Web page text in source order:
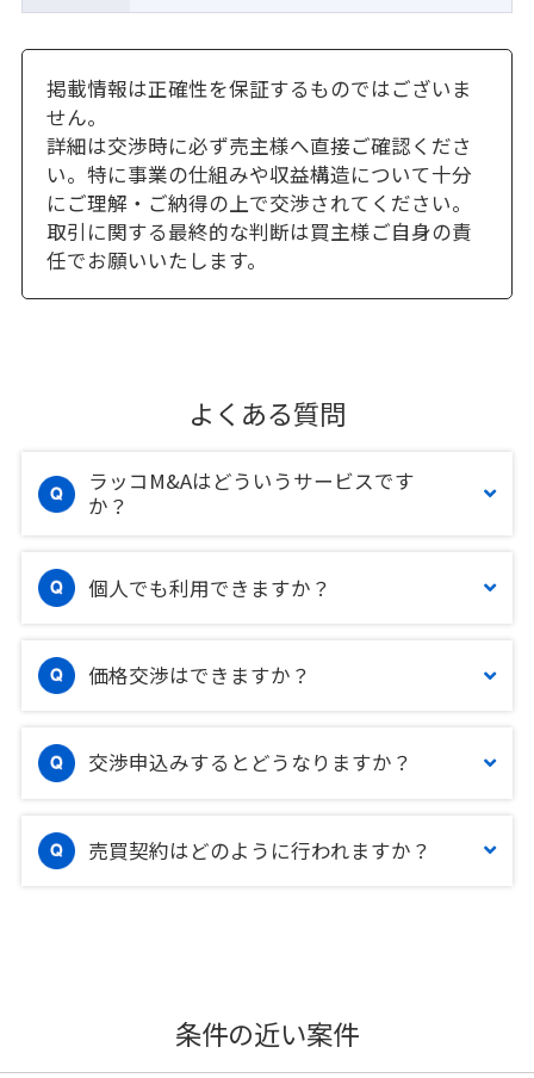
掲載情報は正確性を保証するものではございま
せん。
詳細は交渉時に必ず売主様へ直接ご確認くださ
い。特に事業の仕組みや収益構造について十分
にご理解・ご納得の上で交渉されてください。
取引に関する最終的な判断は買主様ご自身の責
任でお願いいたします。
よくある質問
ラッコM&Aはどういうサービスです
か？
個人でも利用できますか？
価格交渉はできますか？
交渉申込みするとどうなりますか？
売買契約はどのように行われますか？
条件の近い案件